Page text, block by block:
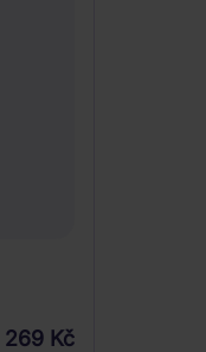
269 Kč